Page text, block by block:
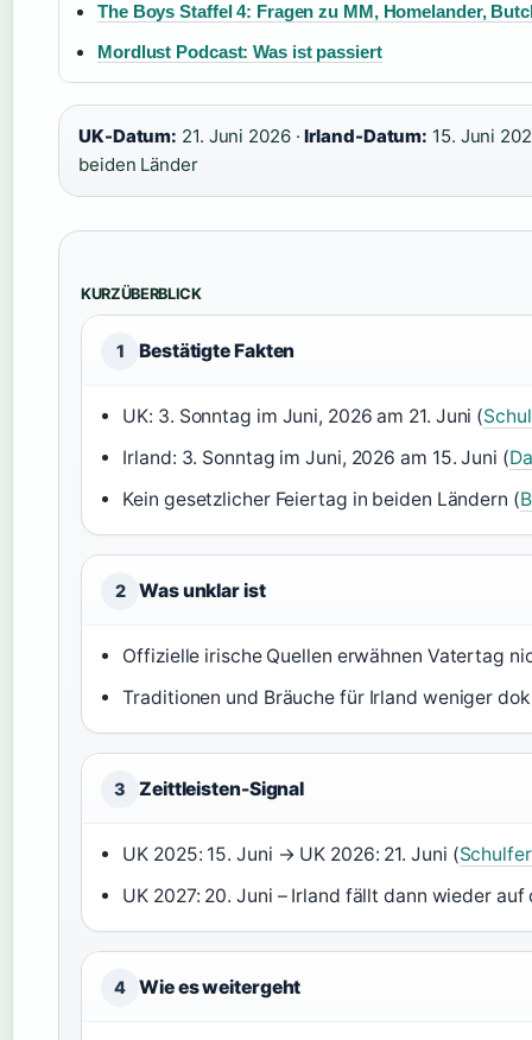
The Boys Staffel 4: Fragen zu MM, Homelander,
Mordlust Podcast: Was ist passiert
UK-Datum: 21. Juni 2026 ·Irland-Datum: 15. Juni
beiden Länder
KURZÜBERBLICK
1 Bestätigte Fakten
UK: 3. Sonntag im Juni, 2026 am 21. Juni (
Irland: 3. Sonntag im Juni, 2026 am 15. Juni (
Kein gesetzlicher Feiertag in beiden Ländern (
2 Was unklar ist
Offizielle irische Quellen erwähnen Vatertag
Traditionen und Bräuche für Irland weniger
3 Zeittleisten-Signal
UK 2025: 15. Juni → UK 2026: 21. Juni (
UK 2027: 20. Juni – Irland fällt dann wieder
4 Wie es weitergeht